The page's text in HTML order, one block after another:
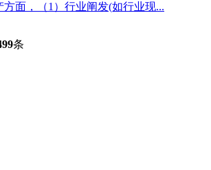
面，（1）行业阐发(如行业现...
条